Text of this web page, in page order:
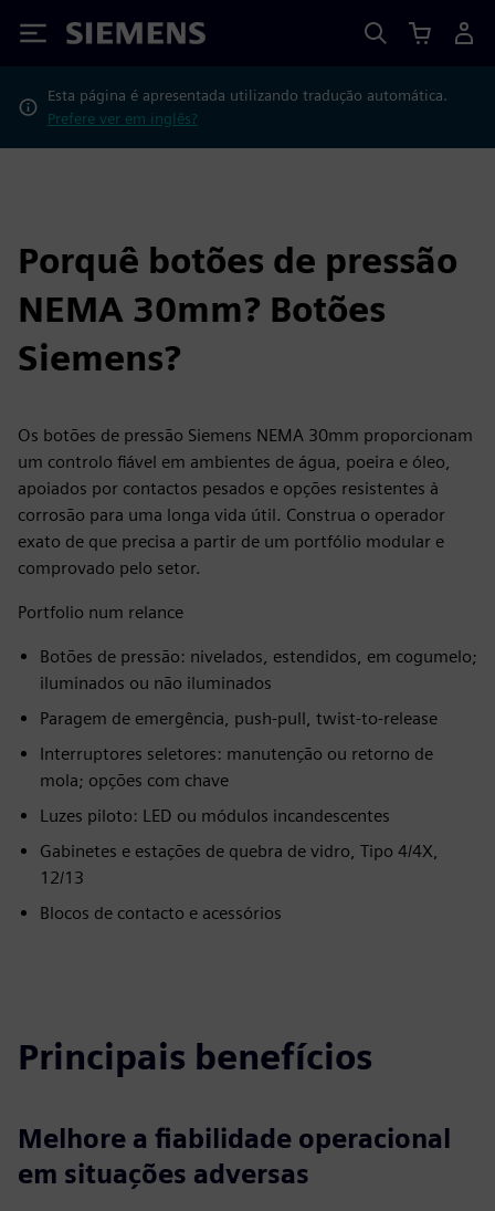
Siemens
Esta página é apresentada utilizando tradução automática.
Prefere ver em inglês?
Porquê botões de pressão
NEMA 30mm? Botões
Siemens?
Os botões de pressão Siemens NEMA 30mm proporcionam
um controlo fiável em ambientes de água, poeira e óleo,
apoiados por contactos pesados e opções resistentes à
corrosão para uma longa vida útil. Construa o operador
exato de que precisa a partir de um portfólio modular e
comprovado pelo setor.
Portfolio num relance
Botões de pressão: nivelados, estendidos, em cogumelo;
iluminados ou não iluminados
Paragem de emergência, push‑pull, twist‑to-release
Interruptores seletores: manutenção ou retorno de
mola; opções com chave
Luzes piloto: LED ou módulos incandescentes
Gabinetes e estações de quebra de vidro, Tipo 4/4X,
12/13
Blocos de contacto e acessórios
Principais benefícios
Melhore a fiabilidade operacional
em situações adversas